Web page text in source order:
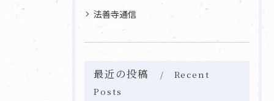
法善寺通信
最近の投稿
Recent
Posts